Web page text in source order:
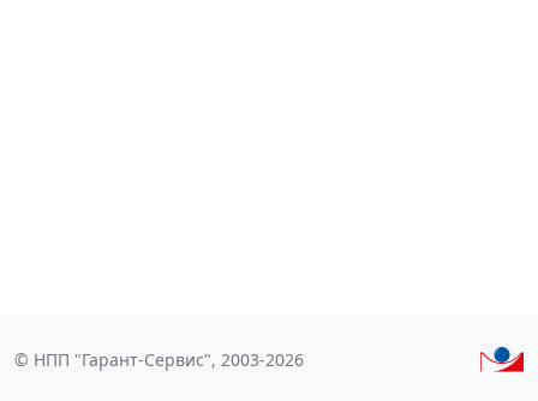
© НПП "Гарант-Сервис", 2003-2026